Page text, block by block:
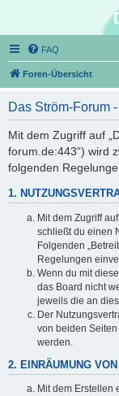
FAQ
Foren-Übersicht
Das Ström-Forum
Mit dem Zugriff auf
forum.de:443“) wird
folgenden
1.
Mit dem Zugriff
schließt du einen
Folgenden
Regelungen
Wenn du mit
das Board nicht
jeweils die an
Der
von beiden
werden.
2. EINRÄUMUNG
Mit dem Erstellen